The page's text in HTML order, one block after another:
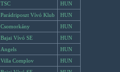
TSC
HUN
Parádriposzt Vívó Klub
HUN
Csomorkány
HUN
Bajai Vívó SE
HUN
Angels
HUN
Villa Complov
HUN